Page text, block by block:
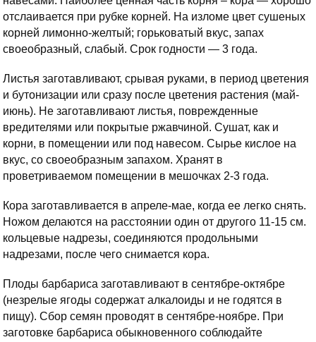
отслаивается при рубке корней. На изломе цвет сушеных
корней лимонно-желтый; горьковатый вкус, запах
своеобразный, слабый. Срок годности — 3 года.
Листья заготавливают, срывая руками, в период цветения
и бутонизации или сразу после цветения растения (май-
июнь). Не заготавливают листья, поврежденные
вредителями или покрытые ржавчиной. Сушат, как и
корни, в помещении или под навесом. Сырье кислое на
вкус, со своеобразным запахом. Хранят в
проветриваемом помещении в мешочках 2-3 года.
Кора заготавливается в апреле-мае, когда ее легко снять.
Ножом делаются на расстоянии один от другого 11-15 см.
кольцевые надрезы, соединяются продольными
надрезами, после чего снимается кора.
Плоды барбариса заготавливают в сентябре-октябре
(незрелые ягоды содержат алкалоиды и не годятся в
пищу). Сбор семян проводят в сентябре-ноябре. При
заготовке барбариса обыкновенного соблюдайте